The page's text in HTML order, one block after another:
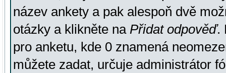
název ankety a pak alespoň dvě
otázky a klikněte na Přidat odpověď.
pro anketu, kde 0 znamená
můžete zadat, určuje administrátor